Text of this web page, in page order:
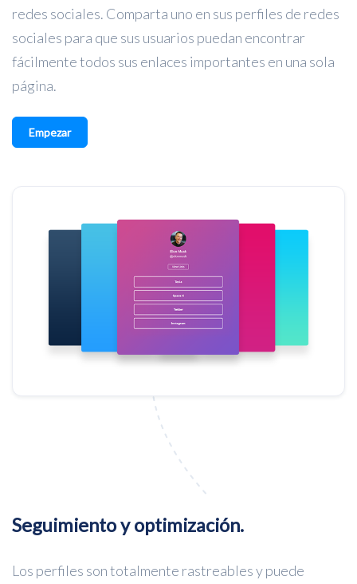
redes sociales. Comparta uno en sus perfiles de redes
sociales para que sus usuarios puedan encontrar
fácilmente todos sus enlaces importantes en una sola
página.
Empezar
Seguimiento y optimización.
Los perfiles son totalmente rastreables y puede